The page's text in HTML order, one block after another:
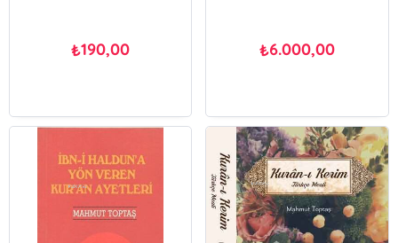
₺190,00 ₺6.000,00